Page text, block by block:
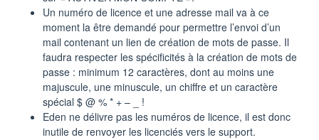
Un numéro de licence et une adresse mail va à ce
moment la être demandé pour permettre l’envoi d’un
mail contenant un lien de création de mots de passe. Il
faudra respecter les spécificités à la création de mots de
passe : minimum 12 caractères, dont au moins une
majuscule, une minuscule, un chiffre et un caractère
spécial $ @ % * + – _ !
Eden ne délivre pas les numéros de licence, il est donc
inutile de renvoyer les licenciés vers le support.